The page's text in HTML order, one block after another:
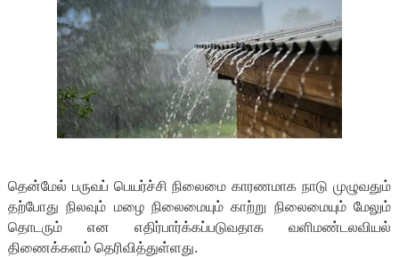
தென்மேல் பருவப் பெயர்ச்சி நிலைமை காரணமாக நாடு முழுவதும்
தற்போது நிலவும் மழை நிலைமையும் காற்று நிலைமையும் மேலும்
தொடரும் என எதிர்பார்க்கப்படுவதாக வளிமண்டலவியல்
திணைக்களம் தெரிவித்துள்ளது.